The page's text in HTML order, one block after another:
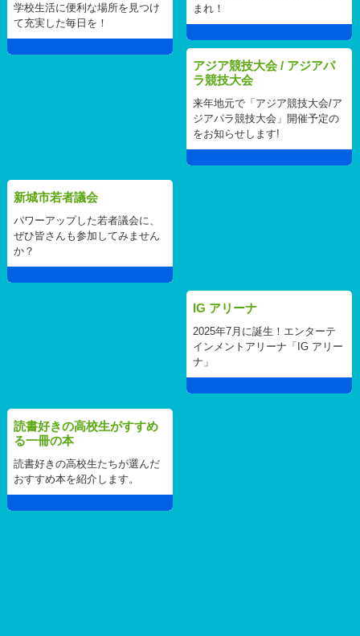
まれ！
学校生活に便利な場所を見つけ
て充実した毎日を！
アジア競技大会 / アジアパ
ラ競技大会
来年地元で「アジア競技大会/ア
ジアパラ競技大会」開催予定の
をお知らせします!
新城市若者議会
パワーアップした若者議会に、
ぜひ皆さんも参加してみません
か？
IG アリーナ
2025年7月に誕生！エンターテ
インメントアリーナ「IG アリー
ナ」
読書好きの高校生がすすめ
る一冊の本
読書好きの高校生たちが選んだ
おすすめ本を紹介します。